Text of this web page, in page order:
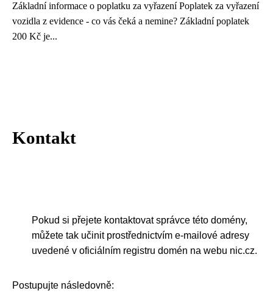
Základní informace o poplatku za vyřazení Poplatek za vyřazení
vozidla z evidence - co vás čeká a nemine? Základní poplatek
200 Kč je...
Kontakt
Pokud si přejete kontaktovat správce této domény,
můžete tak učinit prostřednictvím e-mailové adresy
uvedené v oficiálním registru domén na webu nic.cz.
Postupujte následovně: